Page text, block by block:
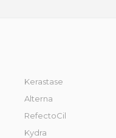
Kerastase
Alterna
RefectoCil
Kydra